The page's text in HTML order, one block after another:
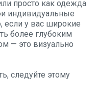
просто как одежда
индивидуальные
если у вас широкие
более глубоким
— это визуально
следуйте этому